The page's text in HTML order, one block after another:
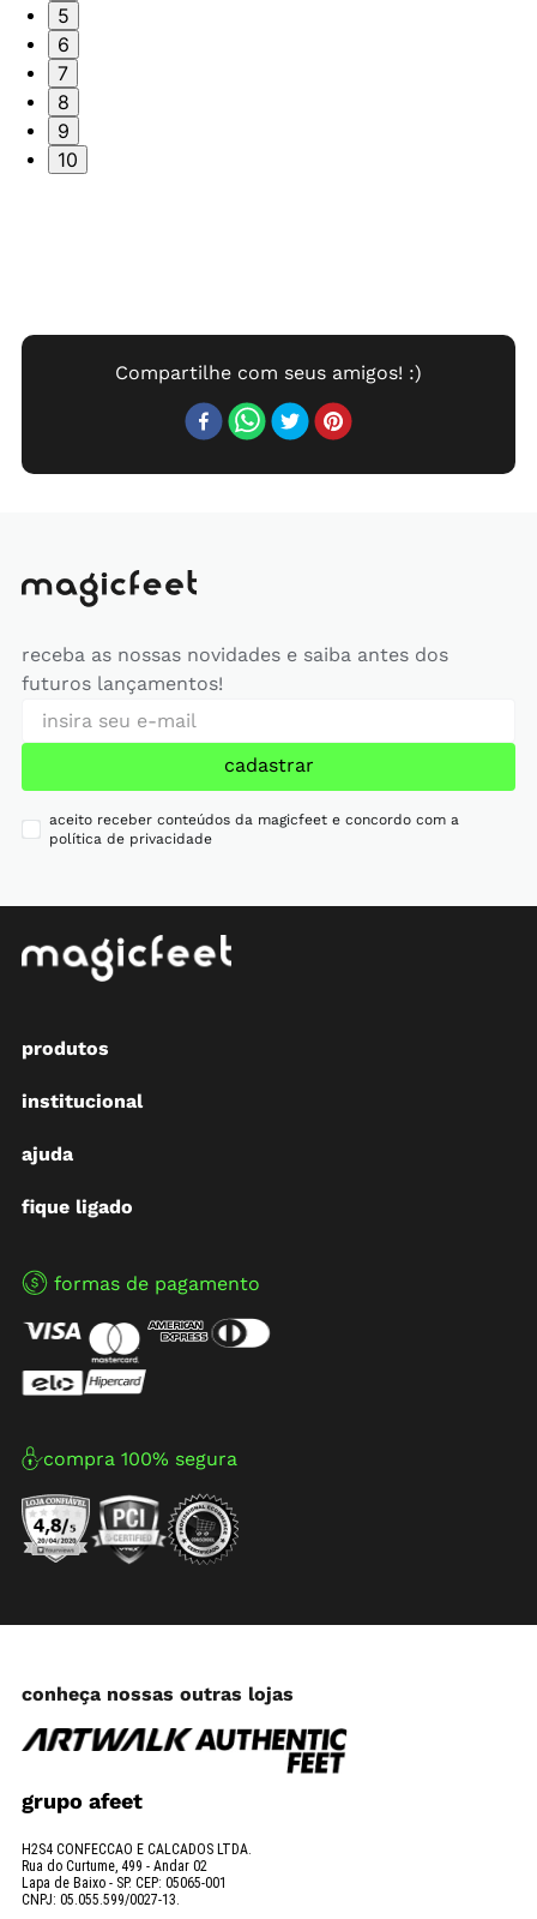
5
6
7
8
9
10
receba as nossas novidades e saiba antes dos
futuros lançamentos!
cadastrar
aceito receber conteúdos da magicfeet e concordo com a
política de privacidade
produtos
institucional
ajuda
fique ligado
formas de pagamento
compra 100% segura
conheça nossas outras lojas
grupo afeet
H2S4 CONFECCAO E CALCADOS LTDA.
Rua do Curtume, 499 - Andar 02
Lapa de Baixo - SP. CEP: 05065-001
CNPJ: 05.055.599/0027-13.